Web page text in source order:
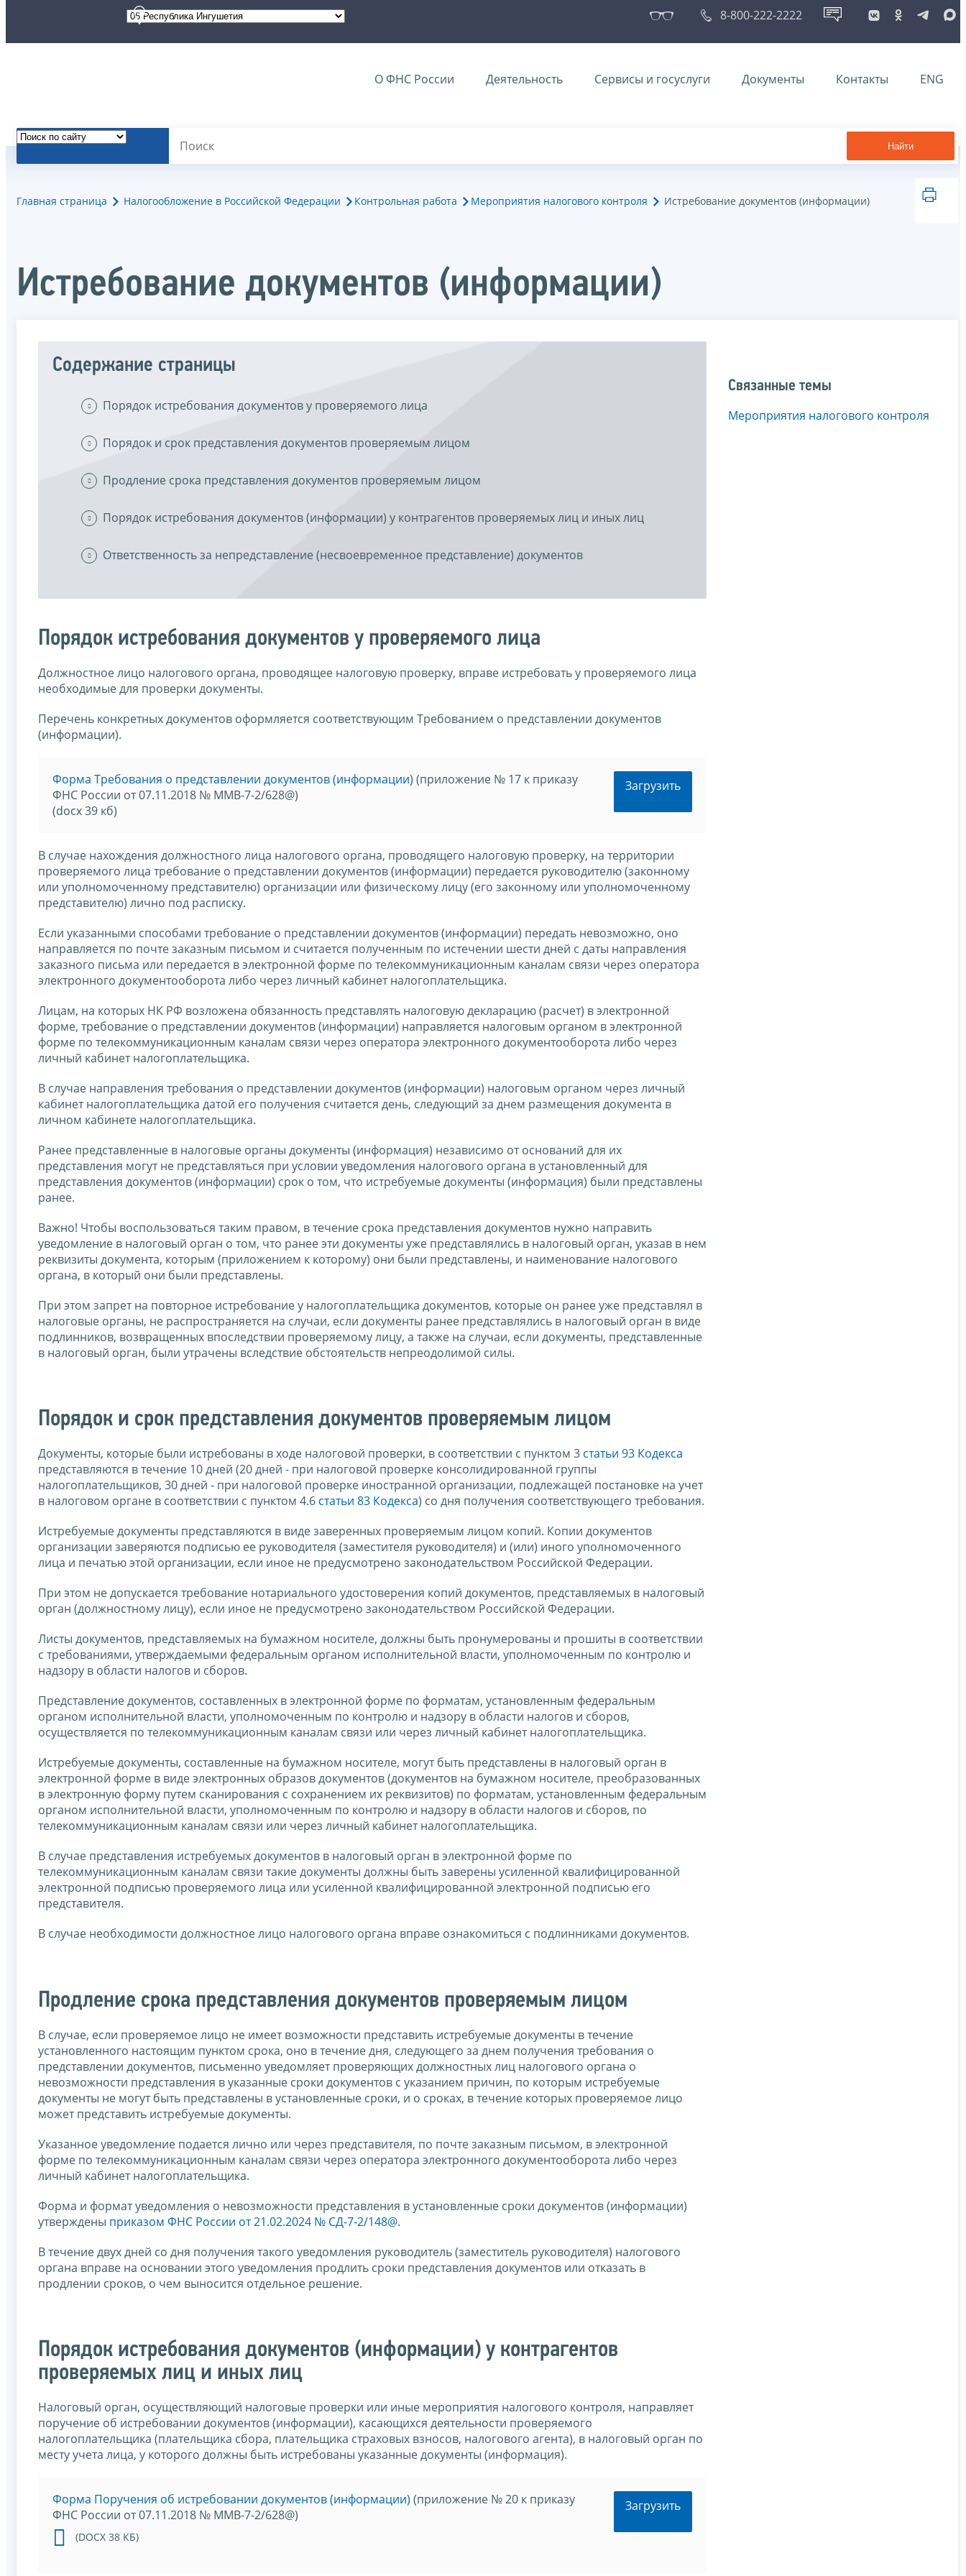
8-800-222-2222
О ФНС России Деятельность Сервисы и госуслуги Документы Контакты ENG
Найти
Главная страница Налогообложение в Российской Федерации Контрольная работа Мероприятия налогового контроля Истребование документов (информации)
Истребование документов (информации)
Содержание страницы
Порядок истребования документов у проверяемого лица
Порядок и срок представления документов проверяемым лицом
Продление срока представления документов проверяемым лицом
Порядок истребования документов (информации) у контрагентов проверяемых лиц и иных лиц
Ответственность за непредставление (несвоевременное представление) документов
Порядок истребования документов у проверяемого лица
Должностное лицо налогового органа, проводящее налоговую проверку, вправе истребовать у проверяемого лица
необходимые для проверки документы.
Перечень конкретных документов оформляется соответствующим Требованием о представлении документов
(информации).
Форма Требования о представлении документов (информации) (приложение № 17 к приказу
ФНС России от 07.11.2018 № ММВ-7-2/628@)
(docx 39 кб)
Загрузить
В случае нахождения должностного лица налогового органа, проводящего налоговую проверку, на территории
проверяемого лица требование о представлении документов (информации) передается руководителю (законному
или уполномоченному представителю) организации или физическому лицу (его законному или уполномоченному
представителю) лично под расписку.
Если указанными способами требование о представлении документов (информации) передать невозможно, оно
направляется по почте заказным письмом и считается полученным по истечении шести дней с даты направления
заказного письма или передается в электронной форме по телекоммуникационным каналам связи через оператора
электронного документооборота либо через личный кабинет налогоплательщика.
Лицам, на которых НК РФ возложена обязанность представлять налоговую декларацию (расчет) в электронной
форме, требование о представлении документов (информации) направляется налоговым органом в электронной
форме по телекоммуникационным каналам связи через оператора электронного документооборота либо через
личный кабинет налогоплательщика.
В случае направления требования о представлении документов (информации) налоговым органом через личный
кабинет налогоплательщика датой его получения считается день, следующий за днем размещения документа в
личном кабинете налогоплательщика.
Ранее представленные в налоговые органы документы (информация) независимо от оснований для их
представления могут не представляться при условии уведомления налогового органа в установленный для
представления документов (информации) срок о том, что истребуемые документы (информация) были представлены
ранее.
Важно! Чтобы воспользоваться таким правом, в течение срока представления документов нужно направить
уведомление в налоговый орган о том, что ранее эти документы уже представлялись в налоговый орган, указав в нем
реквизиты документа, которым (приложением к которому) они были представлены, и наименование налогового
органа, в который они были представлены.
При этом запрет на повторное истребование у налогоплательщика документов, которые он ранее уже представлял в
налоговые органы, не распространяется на случаи, если документы ранее представлялись в налоговый орган в виде
подлинников, возвращенных впоследствии проверяемому лицу, а также на случаи, если документы, представленные
в налоговый орган, были утрачены вследствие обстоятельств непреодолимой силы.
Порядок и срок представления документов проверяемым лицом
Документы, которые были истребованы в ходе налоговой проверки, в соответствии с пунктом 3 статьи 93 Кодекса
представляются в течение 10 дней (20 дней - при налоговой проверке консолидированной группы
налогоплательщиков, 30 дней - при налоговой проверке иностранной организации, подлежащей постановке на учет
в налоговом органе в соответствии с пунктом 4.6 статьи 83 Кодекса) со дня получения соответствующего требования.
Истребуемые документы представляются в виде заверенных проверяемым лицом копий. Копии документов
организации заверяются подписью ее руководителя (заместителя руководителя) и (или) иного уполномоченного
лица и печатью этой организации, если иное не предусмотрено законодательством Российской Федерации.
При этом не допускается требование нотариального удостоверения копий документов, представляемых в налоговый
орган (должностному лицу), если иное не предусмотрено законодательством Российской Федерации.
Листы документов, представляемых на бумажном носителе, должны быть пронумерованы и прошиты в соответствии
с требованиями, утверждаемыми федеральным органом исполнительной власти, уполномоченным по контролю и
надзору в области налогов и сборов.
Представление документов, составленных в электронной форме по форматам, установленным федеральным
органом исполнительной власти, уполномоченным по контролю и надзору в области налогов и сборов,
осуществляется по телекоммуникационным каналам связи или через личный кабинет налогоплательщика.
Истребуемые документы, составленные на бумажном носителе, могут быть представлены в налоговый орган в
электронной форме в виде электронных образов документов (документов на бумажном носителе, преобразованных
в электронную форму путем сканирования с сохранением их реквизитов) по форматам, установленным федеральным
органом исполнительной власти, уполномоченным по контролю и надзору в области налогов и сборов, по
телекоммуникационным каналам связи или через личный кабинет налогоплательщика.
В случае представления истребуемых документов в налоговый орган в электронной форме по
телекоммуникационным каналам связи такие документы должны быть заверены усиленной квалифицированной
электронной подписью проверяемого лица или усиленной квалифицированной электронной подписью его
представителя.
В случае необходимости должностное лицо налогового органа вправе ознакомиться с подлинниками документов.
Продление срока представления документов проверяемым лицом
В случае, если проверяемое лицо не имеет возможности представить истребуемые документы в течение
установленного настоящим пунктом срока, оно в течение дня, следующего за днем получения требования о
представлении документов, письменно уведомляет проверяющих должностных лиц налогового органа о
невозможности представления в указанные сроки документов с указанием причин, по которым истребуемые
документы не могут быть представлены в установленные сроки, и о сроках, в течение которых проверяемое лицо
может представить истребуемые документы.
Указанное уведомление подается лично или через представителя, по почте заказным письмом, в электронной
форме по телекоммуникационным каналам связи через оператора электронного документооборота либо через
личный кабинет налогоплательщика.
Форма и формат уведомления о невозможности представления в установленные сроки документов (информации)
утверждены приказом ФНС России от 21.02.2024 № СД-7-2/148@.
В течение двух дней со дня получения такого уведомления руководитель (заместитель руководителя) налогового
органа вправе на основании этого уведомления продлить сроки представления документов или отказать в
продлении сроков, о чем выносится отдельное решение.
Порядок истребования документов (информации) у контрагентов
проверяемых лиц и иных лиц
Налоговый орган, осуществляющий налоговые проверки или иные мероприятия налогового контроля, направляет
поручение об истребовании документов (информации), касающихся деятельности проверяемого
налогоплательщика (плательщика сбора, плательщика страховых взносов, налогового агента), в налоговый орган по
месту учета лица, у которого должны быть истребованы указанные документы (информация).
Форма Поручения об истребовании документов (информации) (приложение № 20 к приказу
ФНС России от 07.11.2018 № ММВ-7-2/628@)
(DOCX 38 КБ)
Загрузить
Связанные темы
Мероприятия налогового контроля